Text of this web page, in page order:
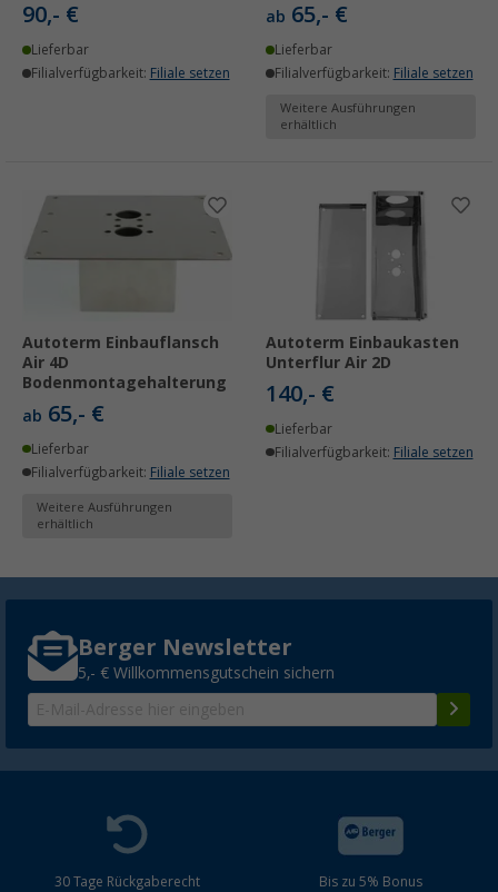
90,- €
Lieferbar
Filialverfügbarkeit: Filiale setzen
ab 65,- €
Lieferbar
Filialverfügbarkeit: Filiale setzen
Weitere Ausführungen
erhältlich
Autoterm Einbauflansch
Air 4D
Bodenmontagehalterung
ab 65,- €
Lieferbar
Filialverfügbarkeit: Filiale setzen
Weitere Ausführungen
erhältlich
Autoterm Einbaukasten
Unterflur Air 2D
140,- €
Lieferbar
Filialverfügbarkeit: Filiale setzen
Berger Newsletter
5,- € Willkommensgutschein sichern
30 Tage Rückgaberecht
Bis zu 5% Bonus